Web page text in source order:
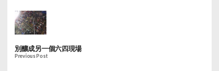
別釀成另一個六四現場
Previous Post